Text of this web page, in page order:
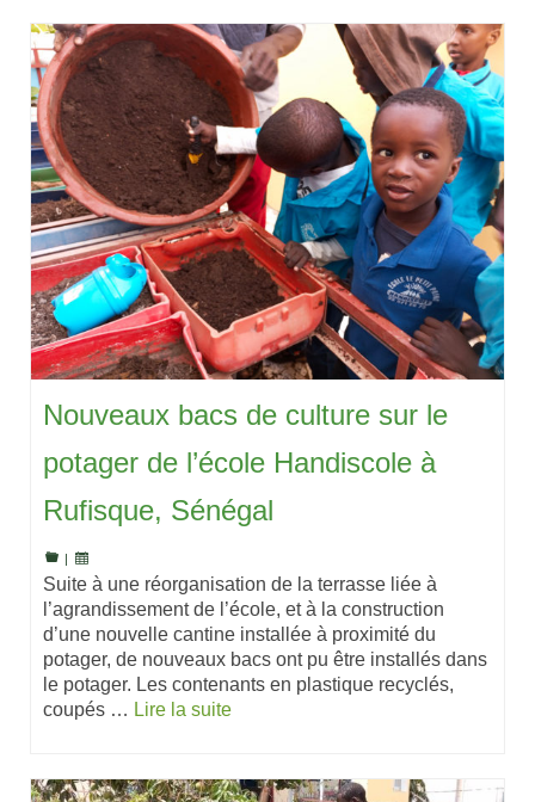
Nouveaux bacs de culture sur le
potager de l’école Handiscole à
Rufisque, Sénégal
|
Suite à une réorganisation de la terrasse liée à
l’agrandissement de l’école, et à la construction
d’une nouvelle cantine installée à proximité du
potager, de nouveaux bacs ont pu être installés dans
le potager. Les contenants en plastique recyclés,
coupés … Lire la suite